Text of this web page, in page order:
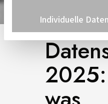
Individuelle